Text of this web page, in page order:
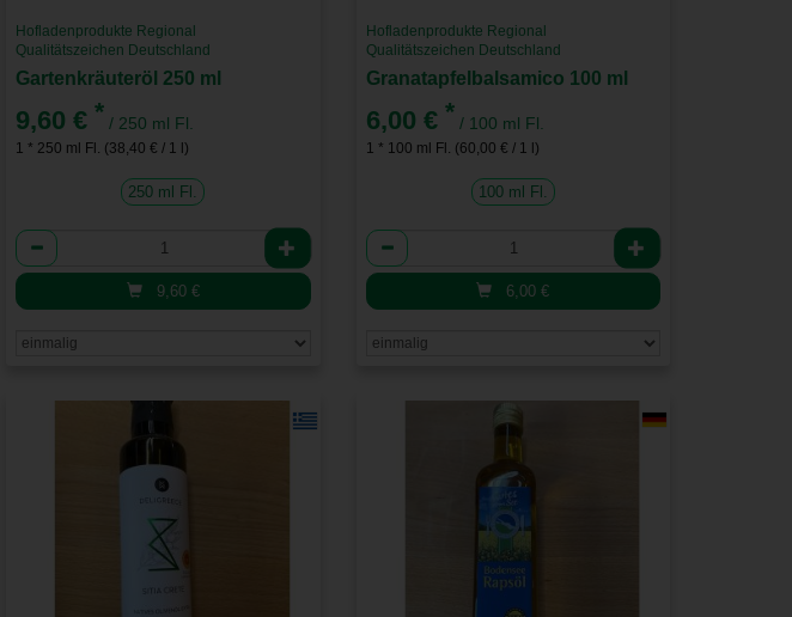
Hofladenprodukte Regional
Qualitätszeichen Deutschland
Gartenkräuteröl 250 ml
9,60 € * / 250 ml Fl.
1 * 250 ml Fl. (38,40 € / 1 l)
250 ml Fl.
Anzahl
9,60 €
Hofladenprodukte Regional
Qualitätszeichen Deutschland
Granatapfelbalsamico 100 ml
6,00 €* / 100 ml Fl.
1 * 100 ml Fl. (60,00 € / 1 l)
100 ml Fl.
Anzahl
6,00€